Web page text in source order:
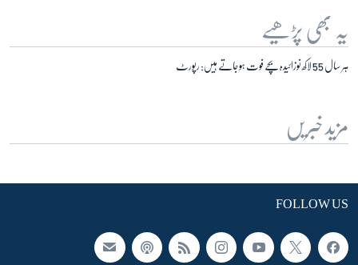
یہ بھی پڑھیے
ہر سال 55 لاکھ نوزائیدہ بچے فوت ہوجاتے ہیں: رپورٹ
مزید خبریں
FOLLOW US